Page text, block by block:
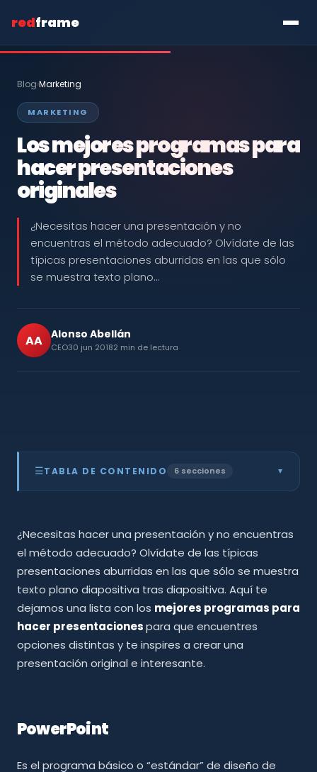
redframe
Blog›Marketing
MARKETING
Los mejores programas para
hacer presentaciones
originales
¿Necesitas hacer una presentación y no
encuentras el método adecuado? Olvídate de las
típicas presentaciones aburridas en las que sólo
se muestra texto plano…
AA Alonso Abellán
CEO30 jun 20182 min de lectura
☰TABLA DE CONTENIDO 6 secciones ▲
03 Canva
04 Knovio
Prezi
06 Impress.js
¿Necesitas hacer una presentación y no encuentras
el método adecuado? Olvídate de las típicas
presentaciones aburridas en las que sólo se muestra
texto plano diapositiva tras diapositiva. Aquí te
dejamos una lista con los mejores programas para
hacer presentacionespara que encuentres
opciones distintas y te inspires a crear una
presentación original e interesante.
PowerPoint
Es el programa básico o “estándar” de diseño de